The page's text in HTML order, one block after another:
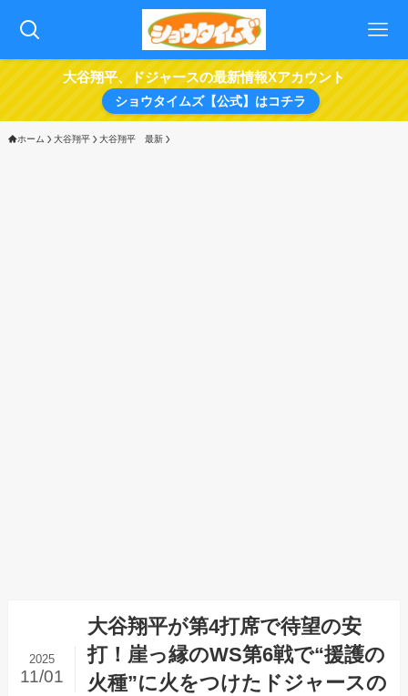
大谷翔平、ドジャースの最新情報Xアカウント
ショウタイムズ【公式】はコチラ
ホーム 大谷翔平 大谷翔平 最新
大谷翔平が第4打席で待望の安
打！崖っ縁のWS第6戦で“援護の
火種”に火をつけたドジャースの
2025
11/01